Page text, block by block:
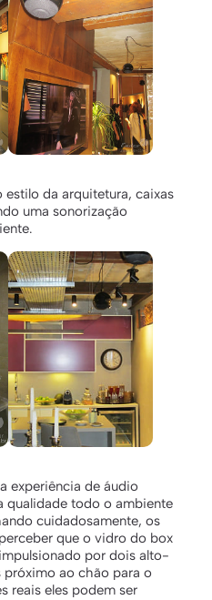
da arquitetura, caixas
uma sonorização
experiência de áudio
qualidade todo o ambiente
cuidadosamente, os
que o vidro do box
por dois alto-
próximo ao chão para o
reais eles podem ser